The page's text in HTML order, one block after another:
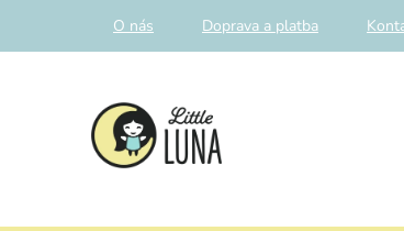
obsah
O nás Doprava a platba